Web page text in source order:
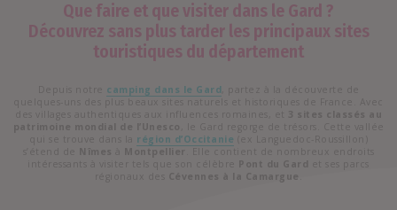
Que faire et que visiter dans le Gard ?
Découvrez sans plus tarder les principaux sites
touristiques du département
camping dans le Gard
région d’Occitanie